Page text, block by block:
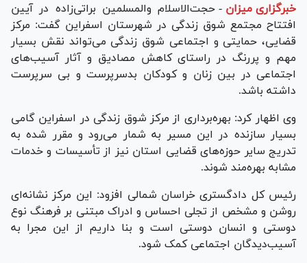
خبرگزاری میزان - حجت‌الاسلام والمسلمین براتی‌زاده در آیین
افتتاح مجتمع شوق زندگی در شهرستان اسفراین گفت: مرکز
قضایی، حمایتی و اجتماعی شوق زندگی می‌تواند نقش بسیار
مهم و پررنگ در راستای کاهش مصادیق و آثار آسیب‌های
اجتماعی در بین زنان و کودکان بدسرپرست و بی سرپرست
داشته باشد.
وی اظهار کرد: بهره‌برداری از مرکز شوق زندگی در اسفراین گامی
بسیار سازنده در این مسیر به شمار می‌رود و مقرر شده به
تدریج سایر حوزه‌های قضایی استان نیز از تأسیسات و خدمات
مشابه بهره‌مند شوند.
رئیس کل دادگستری خراسان شمالی افزود: این مرکز نشانه‌ای
روشن و مشخص از تجلی احساس و ادراک مبتنی بر فرهنگ نوع
دوستی و انسان دوستی است و بنا داریم از این مجرا به
آسیب‌دیدگان اجتماعی کمک شود.